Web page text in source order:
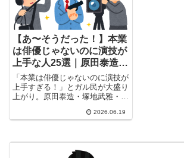
【あ〜そうだった！】本業
は俳優じゃないのに演技が
上手な人25選｜原田泰造・
塚地・角田晃広、ガル民が
選んだ実力者たち
「本業は俳優じゃないのに演技が
上手すぎる！」とガル民が大盛り
上がり。原田泰造・塚地武雅・角
ーツ・シソンヌじろう、ダンサー
ちの本音コメ付きまとめ。
2026.06.19